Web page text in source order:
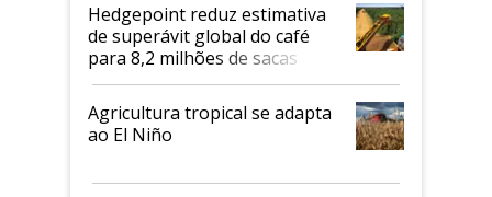
Hedgepoint reduz estimativa
de superávit global do café
para 8,2 milhões de sacas
Agricultura tropical se adapta
ao El Niño